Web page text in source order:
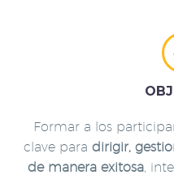
Formar a los
clave para dirigir,
de manera exitosa,